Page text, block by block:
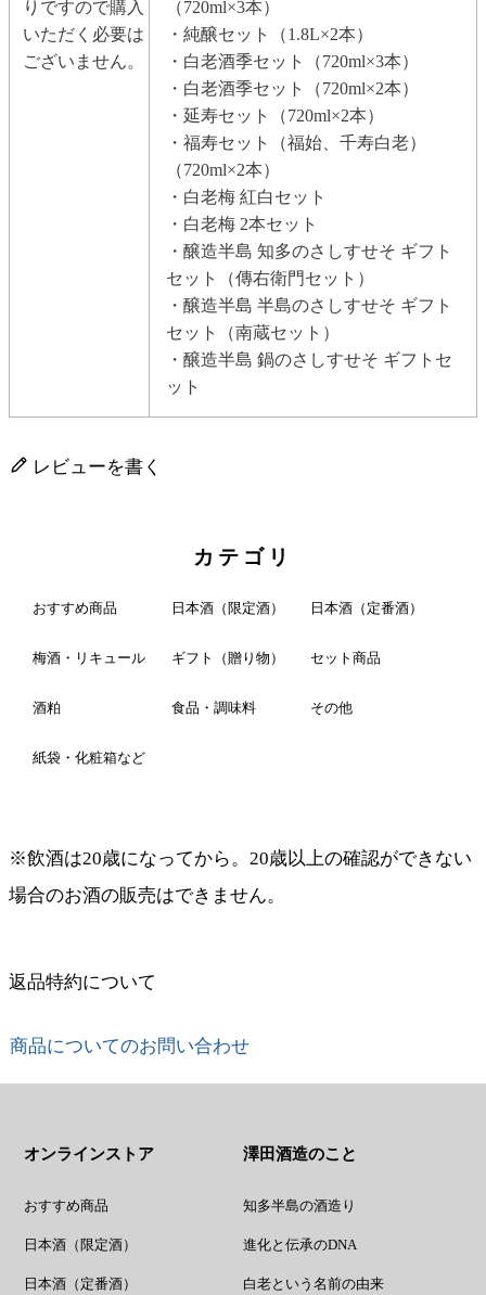
りですので購入
いただく必要は
ございません。
（720ml×3本）
・純醸セット（1.8L×2本）
・白老酒季セット（720ml×3本）
・白老酒季セット（720ml×2本）
・延寿セット（720ml×2本）
・福寿セット（福始、千寿白老）
（720ml×2本）
・白老梅 紅白セット
・白老梅 2本セット
・醸造半島 知多のさしすせそ ギフト
セット（傳右衛門セット）
・醸造半島 半島のさしすせそ ギフト
セット（南蔵セット）
・醸造半島 鍋のさしすせそ ギフトセ
ット
レビューを書く
カテゴリ
おすすめ商品 日本酒（限定酒） 日本酒（定番酒）
梅酒・リキュール ギフト（贈り物） セット商品
酒粕 食品・調味料 その他
紙袋・化粧箱など
※飲酒は20歳になってから。20歳以上の確認ができない
場合のお酒の販売はできません。
返品特約について
商品についてのお問い合わせ
オンラインストア
おすすめ商品
日本酒（限定酒）
日本酒（定番酒）
澤田酒造のこと
知多半島の酒造り
進化と伝承のDNA
白老という名前の由来